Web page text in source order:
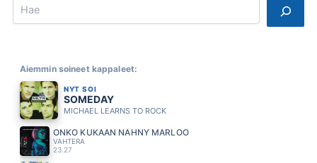
Aiemmin soineet kappaleet:
NYT SOI
SOMEDAY
MICHAEL LEARNS TO ROCK
ONKO KUKAAN NÄHNY MARLOO
VAHTERA
23.27